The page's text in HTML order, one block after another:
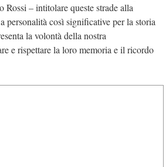
Rossi – intitolare queste strade alla
personalità così significative per la storia
la volontà della nostra
e rispettare la loro memoria e il ricordo